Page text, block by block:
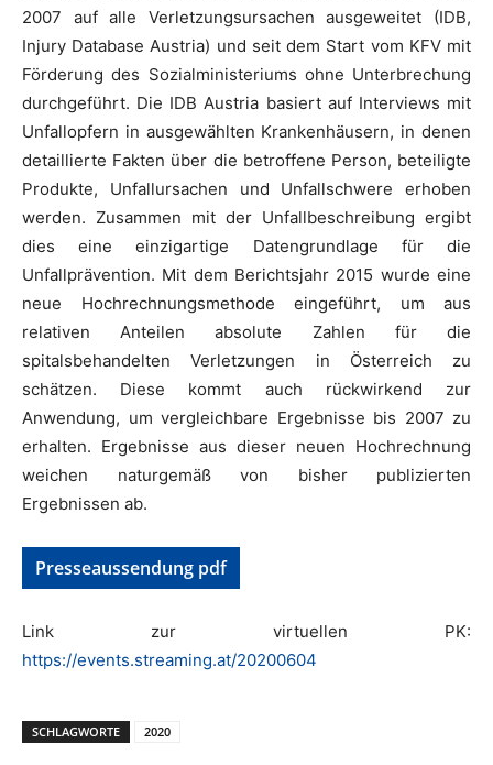
2007 auf alle Verletzungsursachen ausgeweitet (IDB,
Injury Database Austria) und seit dem Start vom KFV mit
Förderung des Sozialministeriums ohne Unterbrechung
durchgeführt. Die IDB Austria basiert auf Interviews mit
Unfallopfern in ausgewählten Krankenhäusern, in denen
detaillierte Fakten über die betroffene Person, beteiligte
Produkte, Unfallursachen und Unfallschwere erhoben
werden. Zusammen mit der Unfallbeschreibung ergibt
dies eine einzigartige Datengrundlage für die
Unfallprävention. Mit dem Berichtsjahr 2015 wurde eine
neue Hochrechnungsmethode eingeführt, um aus
relativen Anteilen absolute Zahlen für die
spitalsbehandelten Verletzungen in Österreich zu
schätzen. Diese kommt auch rückwirkend zur
Anwendung, um vergleichbare Ergebnisse bis 2007 zu
erhalten. Ergebnisse aus dieser neuen Hochrechnung
weichen naturgemäß von bisher publizierten
Ergebnissen ab.
Presseaussendung pdf
Link zur virtuellen PK:
https://events.streaming.at/20200604
SCHLAGWORTE 2020